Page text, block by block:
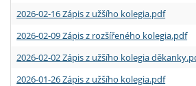
2026-02-16 Zápis z užšího kolegia.pdf
2026-02-09 Zápis z rozšířeného kolegia.pdf
2026-02-02 Zápis z užšího kolegia
2026-01-26 Zápis z užšího kolegia.pdf